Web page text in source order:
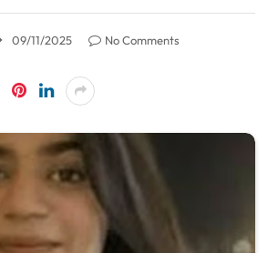
09/11/2025
No Comments